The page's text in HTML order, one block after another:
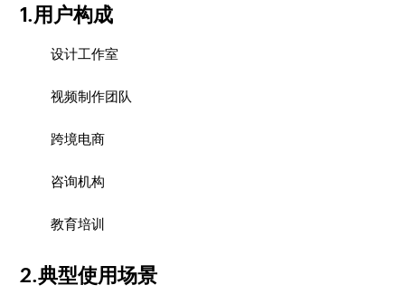
1.用户构成
设计工作室
视频制作团队
跨境电商
咨询机构
教育培训
2.典型使用场景